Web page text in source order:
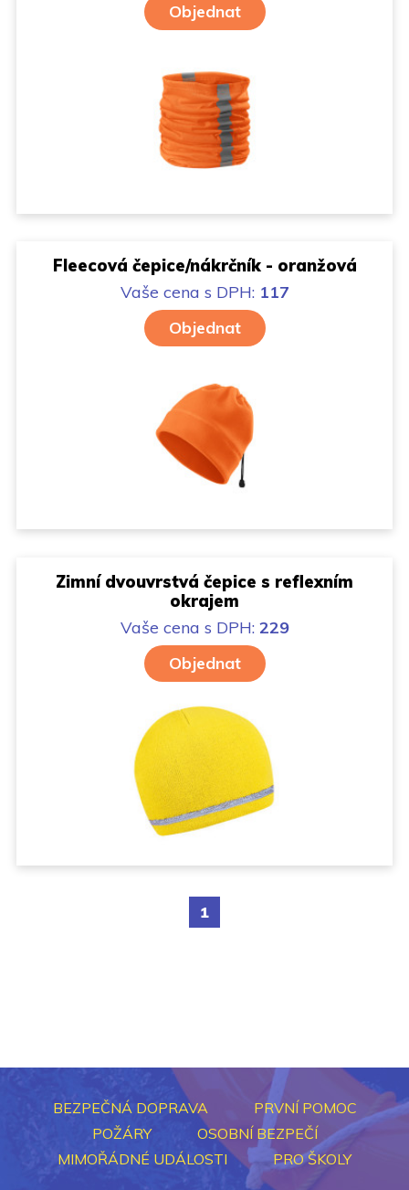
Objednat
Fleecová čepice/nákrčník - oranžová
Vaše cena s DPH: 117
Objednat
Zimní dvouvrstvá čepice s reflexním
okrajem
Vaše cena s DPH: 229
Objednat
1
BEZPEČNÁ DOPRAVA
PRVNÍ POMOC
POŽÁRY
OSOBNÍ BEZPEČÍ
MIMOŘÁDNÉ UDÁLOSTI
PRO ŠKOLY